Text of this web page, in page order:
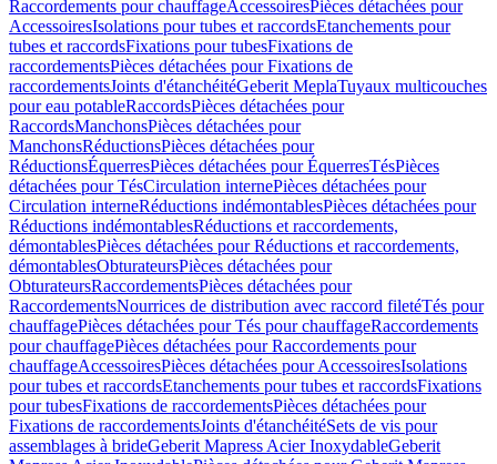
Raccordements pour chauffageAccessoiresPièces détachées pour
AccessoiresIsolations pour tubes et raccordsEtanchements pour
tubes et raccordsFixations pour tubesFixations de
raccordementsPièces détachées pour Fixations de
raccordementsJoints d'étanchéitéGeberit MeplaTuyaux multicouches
pour eau potableRaccordsPièces détachées pour
RaccordsManchonsPièces détachées pour
ManchonsRéductionsPièces détachées pour
RéductionsÉquerresPièces détachées pour ÉquerresTésPièces
détachées pour TésCirculation internePièces détachées pour
Circulation interneRéductions indémontablesPièces détachées pour
Réductions indémontablesRéductions et raccordements,
démontablesPièces détachées pour Réductions et raccordements,
démontablesObturateursPièces détachées pour
ObturateursRaccordementsPièces détachées pour
RaccordementsNourrices de distribution avec raccord filetéTés pour
chauffagePièces détachées pour Tés pour chauffageRaccordements
pour chauffagePièces détachées pour Raccordements pour
chauffageAccessoiresPièces détachées pour AccessoiresIsolations
pour tubes et raccordsEtanchements pour tubes et raccordsFixations
pour tubesFixations de raccordementsPièces détachées pour
Fixations de raccordementsJoints d'étanchéitéSets de vis pour
assemblages à brideGeberit Mapress Acier InoxydableGeberit